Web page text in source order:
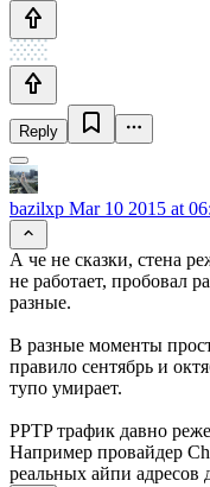
Reply
bazilxp Mar 10 2015 at
А че не сказки, стена
не работает, пробовал
разные.
В разные моменты
правило сентябрь и
тупо умирает.
PPTP трафик давно
Например провайдер
реальных айпи